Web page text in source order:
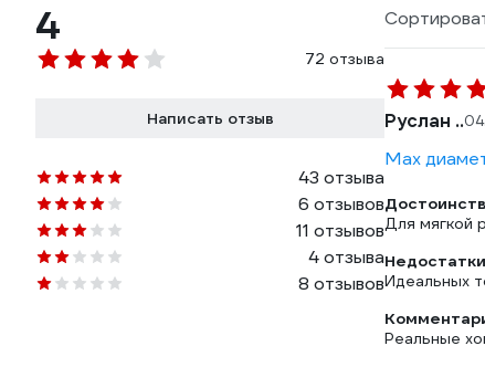
4
72 отзыва
Написать отзыв
43 отзыва
6 отзывов
11 отзывов
4 отзыва
8 отзывов
Руслан ..
Max
Для мягкой
Идеальных
Реальные